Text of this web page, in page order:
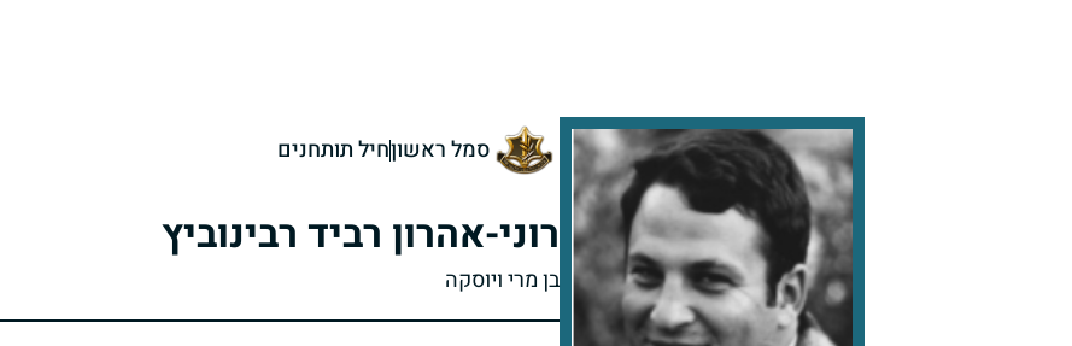
סמל ראשוןחיל תותחנים
רוני-אהרון רביד רבינוביץ
בן מרי ויוסקה